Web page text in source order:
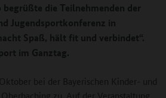
die Teilnehmenden der
Jugendsportkonferenz in
Spaß, hält fit und verbindet“.
im Ganztag.
bei der Bayerischen Kinder- und